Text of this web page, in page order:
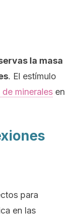
la masa
. El estímulo
minerales en
para
en las